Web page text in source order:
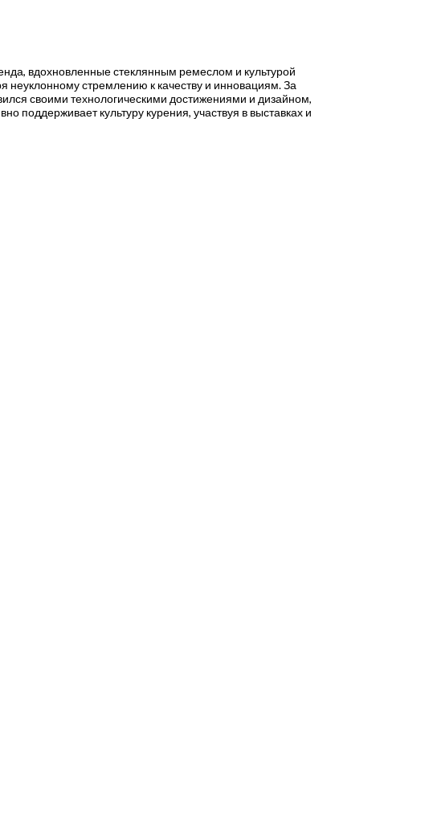
вдохновленные стеклянным ремеслом и культурой
неуклонному стремлению к качеству и инновациям. За
своими технологическими достижениями и дизайном,
поддерживает культуру курения, участвуя в выставках и